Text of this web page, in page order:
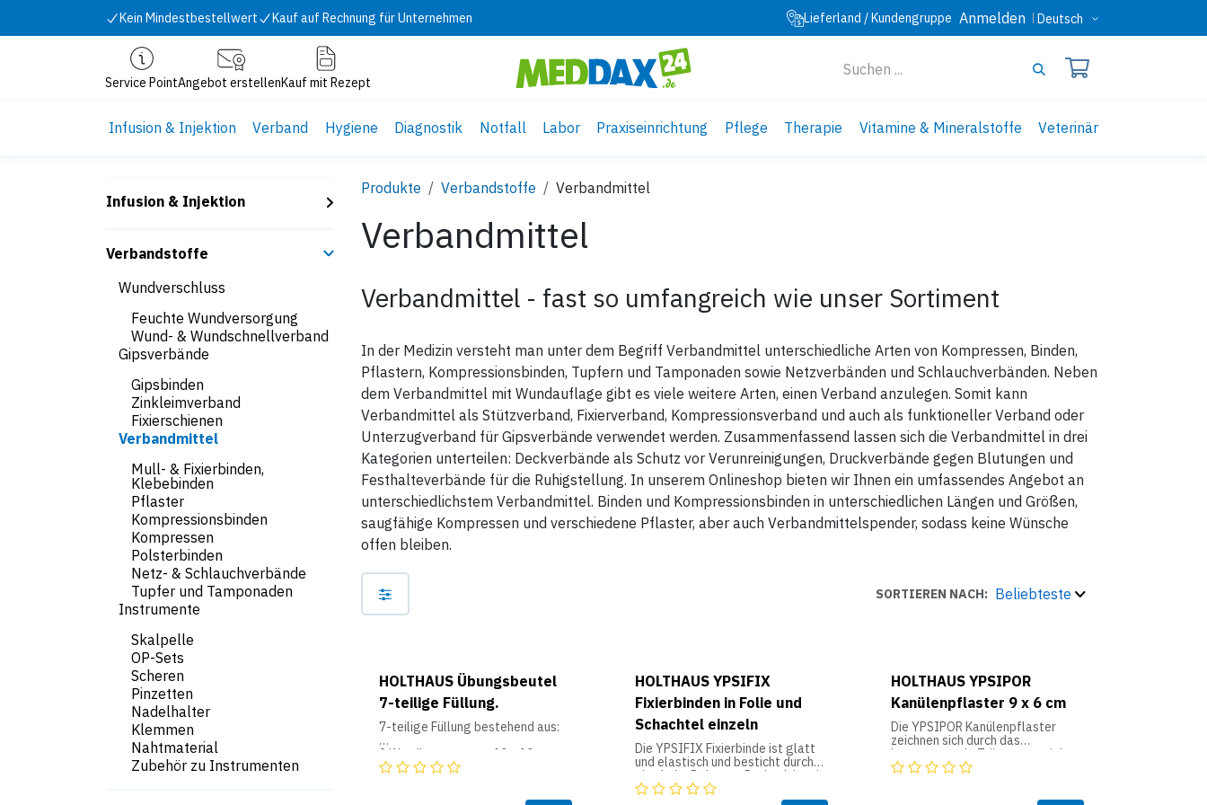
Kein Mindestbestellwert Kauf auf Rechnung für Unternehmen Lieferland / Kundengruppe Anmelden Deutsch
Service PointAngebot erstellenKauf mit Rezept
Infusion & Injektion Verband Hygiene Diagnostik Notfall Labor Praxiseinrichtung Pflege Therapie Vitamine & Mineralstoffe Veterinär
Infusion & Injektion
Verbandstoffe
Wundverschluss
Feuchte Wundversorgung
Wund- & Wundschnellverband
Gipsverbände
Gipsbinden
Zinkleimverband
Fixierschienen
Verbandmittel
Mull- & Fixierbinden,
Klebebinden
Pflaster
Kompressionsbinden
Kompressen
Polsterbinden
Netz- & Schlauchverbände
Tupfer und Tamponaden
Instrumente
Skalpelle
OP-Sets
Scheren
Pinzetten
Nadelhalter
Klemmen
Nahtmaterial
Zubehör zu Instrumenten
Produkte Verbandstoffe Verbandmittel
Verbandmittel
Verbandmittel - fast so umfangreich wie unser Sortiment
In der Medizin versteht man unter dem Begriff Verbandmittel unterschiedliche Arten von Kompressen, Binden,
Pflastern, Kompressionsbinden, Tupfern und Tamponaden sowie Netzverbänden und Schlauchverbänden. Neben
dem Verbandmittel mit Wundauflage gibt es viele weitere Arten, einen Verband anzulegen. Somit kann
Verbandmittel als Stützverband, Fixierverband, Kompressionsverband und auch als funktioneller Verband oder
Unterzugverband für Gipsverbände verwendet werden. Zusammenfassend lassen sich die Verbandmittel in drei
Kategorien unterteilen: Deckverbände als Schutz vor Verunreinigungen, Druckverbände gegen Blutungen und
Festhalteverbände für die Ruhigstellung. In unserem Onlineshop bieten wir Ihnen ein umfassendes Angebot an
unterschiedlichstem Verbandmittel. Binden und Kompressionsbinden in unterschiedlichen Längen und Größen,
saugfähige Kompressen und verschiedene Pflaster, aber auch Verbandmittelspender, sodass keine Wünsche
offen bleiben.
SORTIEREN NACH: Beliebteste
HOLTHAUS Übungsbeutel
7-teilige Füllung.
7-teilige Füllung bestehend aus:
2 Wundkompressen, 10 x 10 cm
1 Verbandpäckchen Größe M
HOLTHAUS YPSIFIX
Fixierbinden in Folie und
Schachtel einzeln
Die YPSIFIX Fixierbinde ist glatt
und elastisch und besticht durch
eine hohe Dehnung. Dadurch ist sie
ideal für die Fixierung von
HOLTHAUS YPSIPOR
Kanülenpflaster 9 x 6 cm
Die YPSIPOR Kanülenpflaster
zeichnen sich durch das
hervorragende Trägermaterial
aus. Es besteht aus Vliesstoff mit